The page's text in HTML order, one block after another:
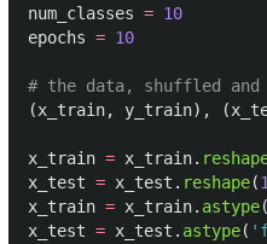
num_classes = 10
epochs = 10
(x_train, y_train), (
x_train = x_train.
x_test = x_test . reshape(
x_train = x_train. astype(
x_test = x_test . astype( '